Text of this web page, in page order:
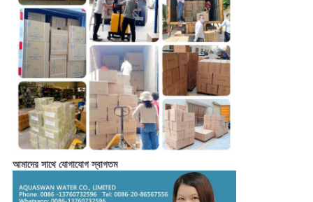
আমাদের সাথে যোগাযোগ স্বাগতম